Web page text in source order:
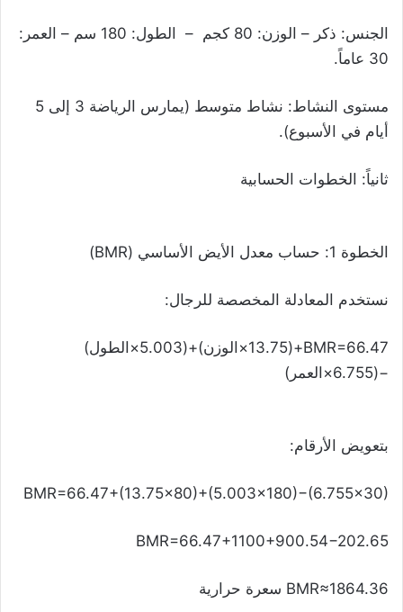
الجنس: ذكر – الوزن: 80 كجم – الطول: 180 سم – العمر:
30 عاماً.
مستوى النشاط: نشاط متوسط (يمارس الرياضة 3 إلى 5
أيام في الأسبوع).
ثانياً: الخطوات الحسابية
الخطوة 1: حساب معدل الأيض الأساسي (BMR)
نستخدم المعادلة المخصصة للرجال:
BMR=66.47+(13.75×الوزن)+(5.003×الطول)
−(6.755×العمر)
بتعويض الأرقام:
BMR=66.47+(13.75×80)+(5.003×180)−(6.755×30)
BMR=66.47+1100+900.54−202.65
BMR≈1864.36 سعرة حرارية